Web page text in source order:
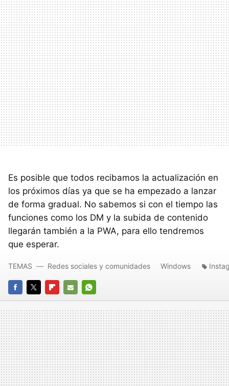
Es posible que todos recibamos la actualización en
los próximos días ya que se ha empezado a lanzar
de forma gradual. No sabemos si con el tiempo las
funciones como los DM y la subida de contenido
llegarán también a la PWA, para ello tendremos
que esperar.
FACEBOOK
TWITTERFLIPBOARD
E-
MAIL
WHATSAPP
TEMAS Redes sociales y comunidades Windows